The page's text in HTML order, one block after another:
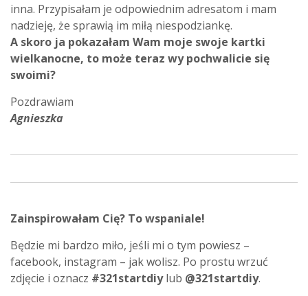
inna. Przypisałam je odpowiednim adresatom i mam
nadzieję, że sprawią im miłą niespodziankę.
A skoro ja pokazałam Wam moje swoje kartki
wielkanocne, to może teraz wy pochwalicie się
swoimi?
Pozdrawiam
Agnieszka
Zainspirowałam Cię? To wspaniale!
Będzie mi bardzo miło, jeśli mi o tym powiesz –
facebook, instagram – jak wolisz. Po prostu wrzuć
zdjęcie i oznacz #321startdiylub @321startdiy.